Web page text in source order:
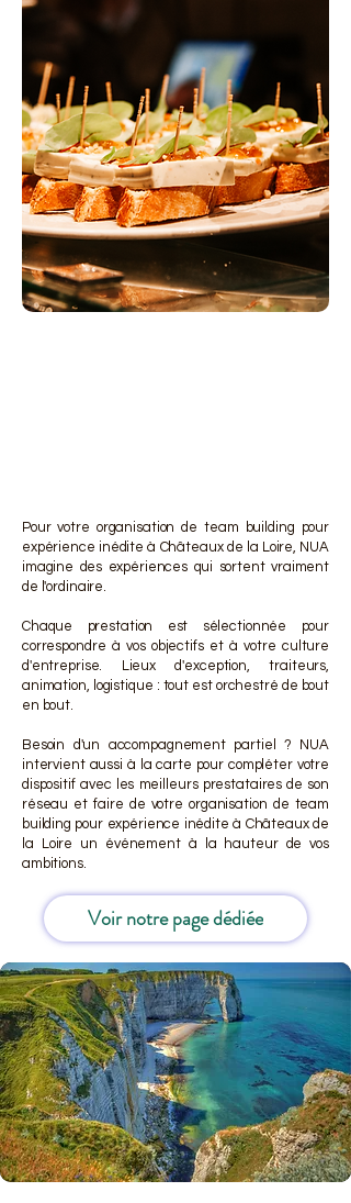
Pour votre organisation de team building pour
expérience inédite à Châteaux de la Loire, NUA
imagine des expériences qui sortent vraiment
de l'ordinaire.
Chaque prestation est sélectionnée pour
correspondre à vos objectifs et à votre culture
d'entreprise. Lieux d'exception, traiteurs,
animation, logistique : tout est orchestré de bout
en bout.
Besoin d'un accompagnement partiel ? NUA
intervient aussi à la carte pour compléter votre
dispositif avec les meilleurs prestataires de son
réseau et faire de votre organisation de team
building pour expérience inédite à Châteaux de
la Loire un événement à la hauteur de vos
ambitions.
Voir notre page dédiée